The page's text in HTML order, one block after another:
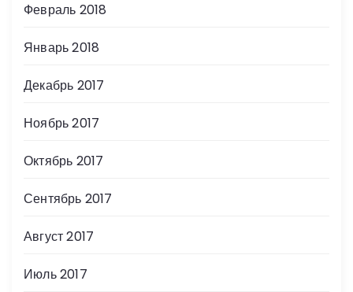
Февраль 2018
Январь 2018
Декабрь 2017
Ноябрь 2017
Октябрь 2017
Сентябрь 2017
Август 2017
Июль 2017